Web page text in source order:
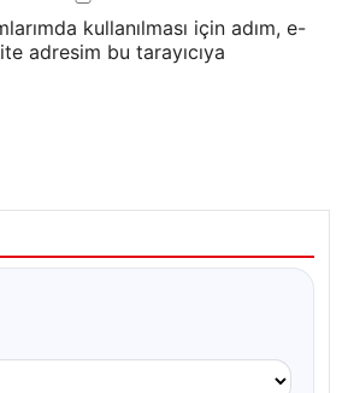
kullanılması için adım, e-
adresim bu tarayıcıya